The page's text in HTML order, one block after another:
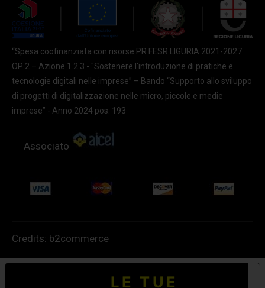
“Spesa coofinanziata con risorse PR FESR LIGURIA 2021-2027
OP 2 – Azione 1.2.3 - "Sostenere l'introduzione di pratiche e
tecnologie digitali nelle imprese” – Bando “Supporto allo sviluppo
di progetti di digitalizzazione nelle micro, piccole e medie
imprese” - Anno 2024 pos. 193
Associato
Credits: b2commerce
LE TUE